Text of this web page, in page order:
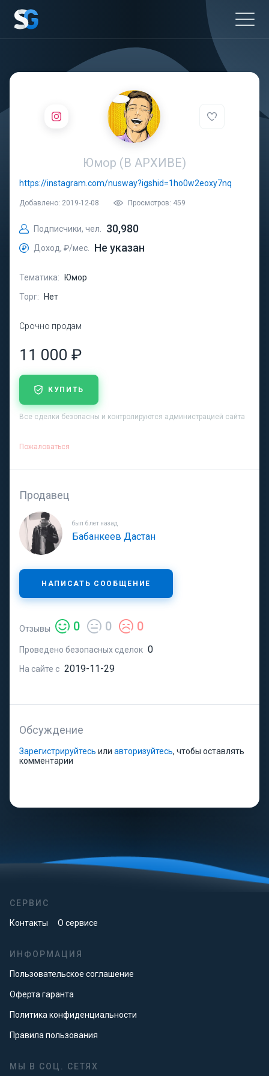
Юмор (В АРХИВЕ)
https://instagram.com/nusway?igshid=1ho0w2eoxy7nq
Добавлено: 2019-12-08 Просмотров: 459
Подписчики, чел. 30,980
Доход, ₽/мес. Не указан
Тематика:
Юмор
Торг:
Нет
Срочно продам
11 000 ₽
КУПИТЬ
Все сделки безопасны и контролируются администрацией сайта
Пожаловаться
Продавец
был 6 лет назад
Бабанкеев Дастан
НАПИСАТЬ СООБЩЕНИЕ
Отзывы 0 0 0
Проведено безопасных сделок 0
На сайте с 2019-11-29
Обсуждение
Зарегистрируйтесь или авторизуйтесь, чтобы оставлять
комментарии
СЕРВИС
Контакты О сервисе
ИНФОРМАЦИЯ
Пользовательское соглашение
Оферта гаранта
Политика конфиденциальности
Правила пользования
МЫ В СОЦ. СЕТЯХ